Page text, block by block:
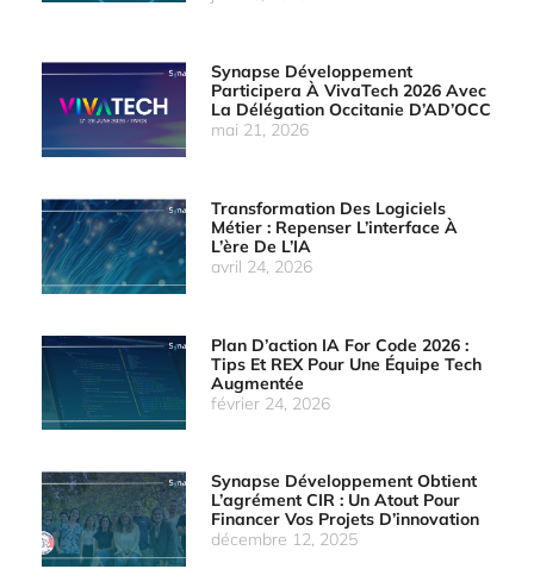
Synapse Développement
Participera À VivaTech 2026 Avec
La Délégation Occitanie D’AD’OCC
mai 21, 2026
Transformation Des Logiciels
Métier : Repenser L’interface À
L’ère De L’IA
avril 24, 2026
Plan D’action IA For Code 2026 :
Tips Et REX Pour Une Équipe Tech
Augmentée
février 24, 2026
Synapse Développement Obtient
L’agrément CIR : Un Atout Pour
Financer Vos Projets D’innovation
décembre 12, 2025